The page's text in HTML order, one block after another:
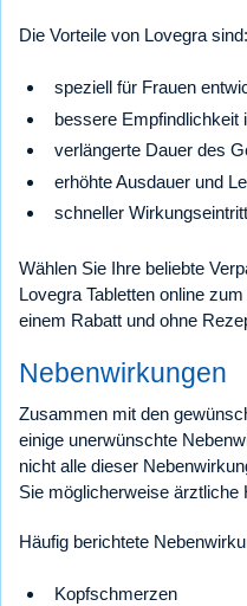
Die Vorteile von Lovegra sind:
speziell für Frauen
bessere Empfindlichkeit
verlängerte Dauer des
erhöhte Ausdauer und
schneller
Wählen Sie Ihre beliebte
Lovegra Tabletten online
einem Rabatt und ohne
Nebenwirkungen
Zusammen mit den
einige unerwünschte
nicht alle dieser
Sie möglicherweise ärztliche
Häufig berichtete
Kopfschmerzen